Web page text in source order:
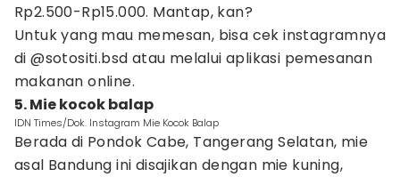
Rp2.500-Rp15.000. Mantap, kan?
Untuk yang mau memesan, bisa cek instagramnya
di @sotositi.bsd atau melalui aplikasi pemesanan
makanan online.
5. Mie kocok balap
IDN Times/Dok. Instagram Mie Kocok Balap
Berada di Pondok Cabe, Tangerang Selatan, mie
asal Bandung ini disajikan dengan mie kuning,